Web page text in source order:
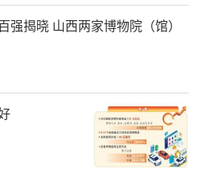
揭晓 山西两家博物院（馆）